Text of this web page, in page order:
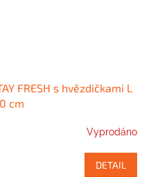
FRESH s hvězdičkami L
cm
Vyprodáno
DETAIL